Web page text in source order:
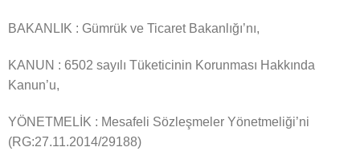
BAKANLIK : Gümrük ve Ticaret Bakanlığı’nı,
KANUN : 6502 sayılı Tüketicinin Korunması Hakkında
Kanun’u,
YÖNETMELİK : Mesafeli Sözleşmeler Yönetmeliği’ni
(RG:27.11.2014/29188)